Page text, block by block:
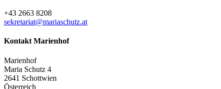
+43 2663 8208
sekretariat@mariaschutz.at
Kontakt Marienhof
Marienhof
Maria Schutz 4
2641 Schottwien
Österreich